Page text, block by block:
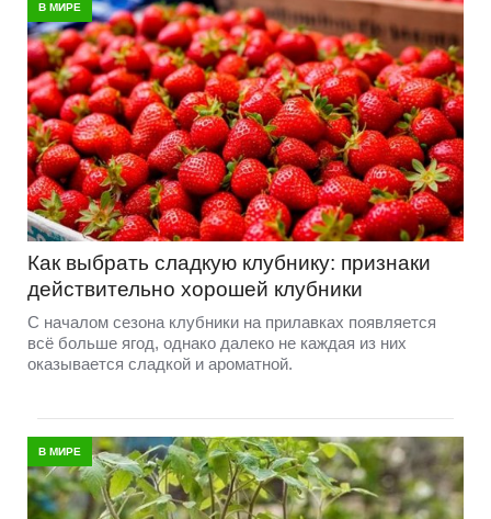
В МИРЕ
Как выбрать сладкую клубнику: признаки
действительно хорошей клубники
С началом сезона клубники на прилавках появляется
всё больше ягод, однако далеко не каждая из них
оказывается сладкой и ароматной.
В МИРЕ